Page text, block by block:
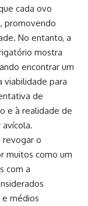
cada ovo
promovendo
No entanto, a
mostra
encontrar um
viabilidade para
de
e à realidade de
revogar o
muitos como um
com a
médios